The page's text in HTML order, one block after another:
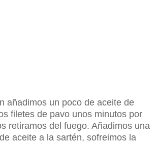
añadimos un poco de aceite de
filetes de pavo unos minutos por
retiramos del fuego. Añadimos una
aceite a la sartén, sofreimos la